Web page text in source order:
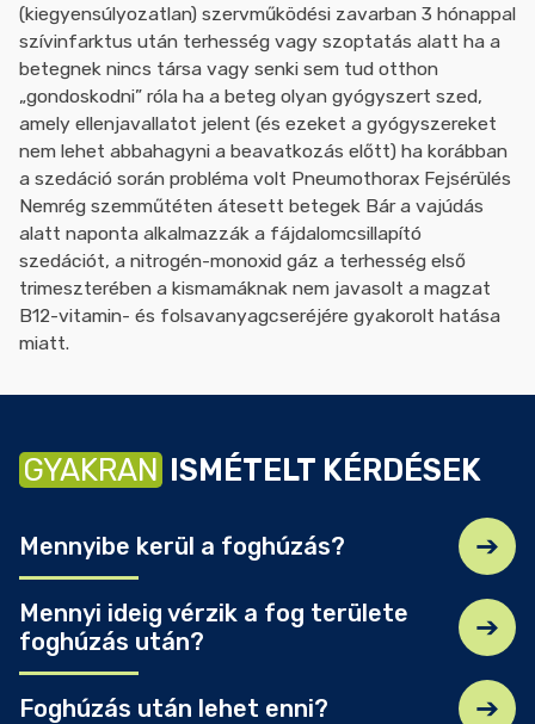
(kiegyensúlyozatlan) szervműködési zavarban 3 hónappal
szívinfarktus után terhesség vagy szoptatás alatt ha a
betegnek nincs társa vagy senki sem tud otthon
„gondoskodni” róla ha a beteg olyan gyógyszert szed,
amely ellenjavallatot jelent (és ezeket a gyógyszereket
nem lehet abbahagyni a beavatkozás előtt) ha korábban
a szedáció során probléma volt Pneumothorax Fejsérülés
Nemrég szemműtéten átesett betegek Bár a vajúdás
alatt naponta alkalmazzák a fájdalomcsillapító
szedációt, a nitrogén-monoxid gáz a terhesség első
trimeszterében a kismamáknak nem javasolt a magzat
B12-vitamin- és folsavanyagcseréjére gyakorolt hatása
miatt.
GYAKRAN ISMÉTELT KÉRDÉSEK
Mennyibe kerül a foghúzás?
Mennyi ideig vérzik a fog területe
foghúzás után?
Foghúzás után lehet enni?